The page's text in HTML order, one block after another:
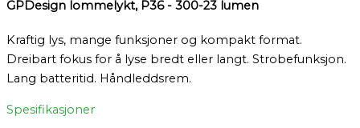
GPDesign lommelykt, P36 - 300-23 lumen
Kraftig lys, mange funksjoner og kompakt format.
Dreibart fokus for å lyse bredt eller langt. Strobefunksjon.
Lang batteritid. Håndleddsrem.
Spesifikasjoner